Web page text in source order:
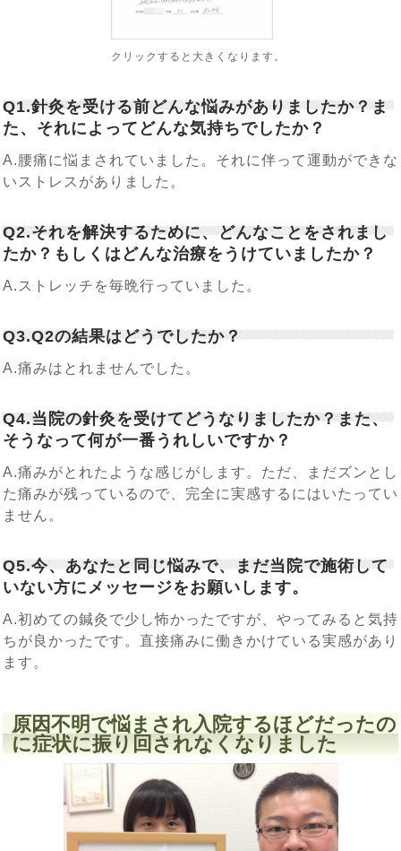
クリックすると大きくなります。
Q1.針灸を受ける前どんな悩みがありましたか？ま
た、それによってどんな気持ちでしたか？
A.腰痛に悩まされていました。それに伴って運動ができな
いストレスがありました。
Q2.それを解決するために、どんなことをされまし
たか？もしくはどんな治療をうけていましたか？
A.ストレッチを毎晩行っていました。
Q3.Q2の結果はどうでしたか？
A.痛みはとれませんでした。
Q4.当院の針灸を受けてどうなりましたか？また、
そうなって何が一番うれしいですか？
A.痛みがとれたような感じがします。ただ、まだズンとし
た痛みが残っているので、完全に実感するにはいたってい
ません。
Q5.今、あなたと同じ悩みで、まだ当院で施術して
いない方にメッセージをお願いします。
A.初めての鍼灸で少し怖かったですが、やってみると気持
ちが良かったです。直接痛みに働きかけている実感があり
ます。
原因不明で悩まされ入院するほどだったの
に症状に振り回されなくなりました